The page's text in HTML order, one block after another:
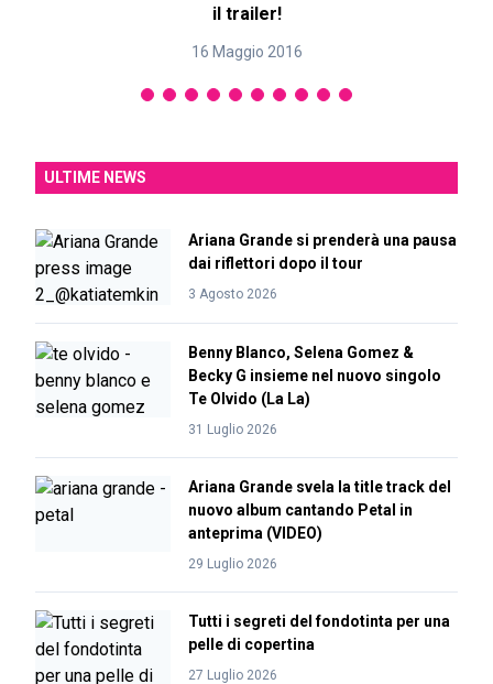
il trailer!
16 Maggio 2016
ULTIME NEWS
Ariana Grande si prenderà una pausa
dai riflettori dopo il tour
3 Agosto 2026
Benny Blanco, Selena Gomez &
Becky G insieme nel nuovo singolo
Te Olvido (La La)
31 Luglio 2026
Ariana Grande svela la title track del
nuovo album cantando Petal in
anteprima (VIDEO)
29 Luglio 2026
Tutti i segreti del fondotinta per una
pelle di copertina
27 Luglio 2026